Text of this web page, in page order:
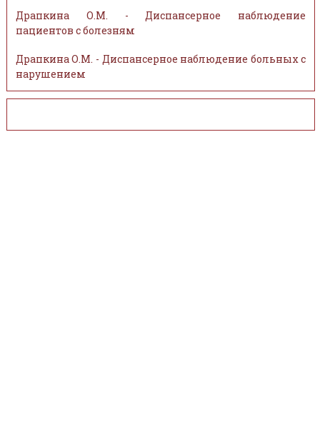
Драпкина О.М. - Диспансерное наблюдение
пациентов с болезням
Драпкина О.М. - Диспансерное наблюдение больных с
нарушением